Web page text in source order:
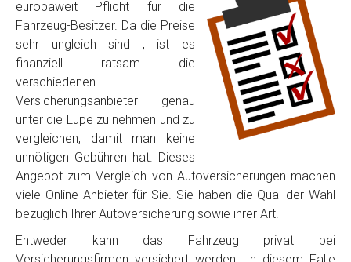
europaweit Pflicht für die
Fahrzeug-Besitzer. Da die Preise
sehr ungleich sind , ist es
finanziell ratsam die
verschiedenen
Versicherungsanbieter genau
unter die Lupe zu nehmen und zu
vergleichen, damit man keine
unnötigen Gebühren hat. Dieses
Angebot zum Vergleich von Autoversicherungen machen
viele Online Anbieter für Sie. Sie haben die Qual der Wahl
bezüglich Ihrer Autoversicherung sowie ihrer Art.
Entweder kann das Fahrzeug privat bei